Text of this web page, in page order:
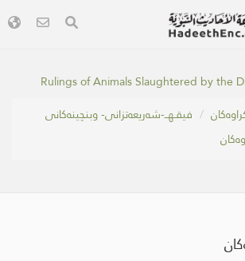
Rulings of Animals Slaughtered by the
فیقـهــ-شەریعەتزانی- وبنچینەکانی